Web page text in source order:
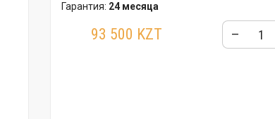
Гарантия: 24 месяца
Фирменная металлическая банка
93 500 KZT –